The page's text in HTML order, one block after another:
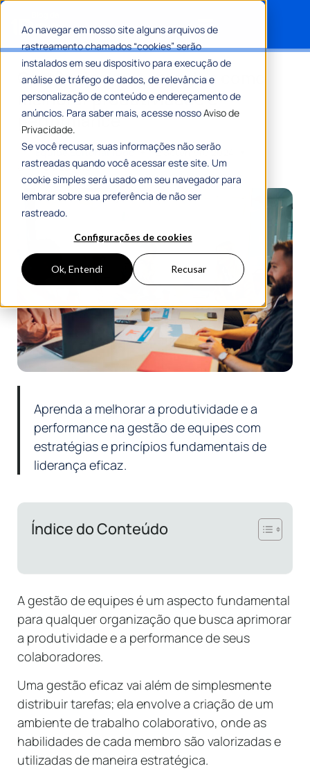
Ao navegar em nosso site alguns arquivos de
rastreamento chamados “cookies” serão
instalados em seu dispositivo para execução de
análise de tráfego de dados, de relevância e
personalização de conteúdo e endereçamento de
anúncios. Para saber mais, acesse nossoAviso de
Privacidade.
Se você recusar, suas informações não serão
rastreadas quando você acessar este site. Um
cookie simples será usado em seu navegador para
lembrar sobre sua preferência de não ser
rastreado.
Configurações de cookies
Ok, Entendi Recusar
Gestão de equipes: saiba como
melhorar produtividade e
performance
Por Equipe Editorial 1Doc
12 Setembro 2024
8 Min De Leitura
Aprenda a melhorar a produtividade e a
performance na gestão de equipes com
estratégias e princípios fundamentais de
liderança eficaz.
Índice do Conteúdo
A gestão de equipes é um aspecto fundamental
para qualquer organização que busca aprimorar
a produtividade e a performance de seus
colaboradores.
Uma gestão eficaz vai além de simplesmente
distribuir tarefas; ela envolve a criação de um
ambiente de trabalho colaborativo, onde as
habilidades de cada membro são valorizadas e
utilizadas de maneira estratégica.